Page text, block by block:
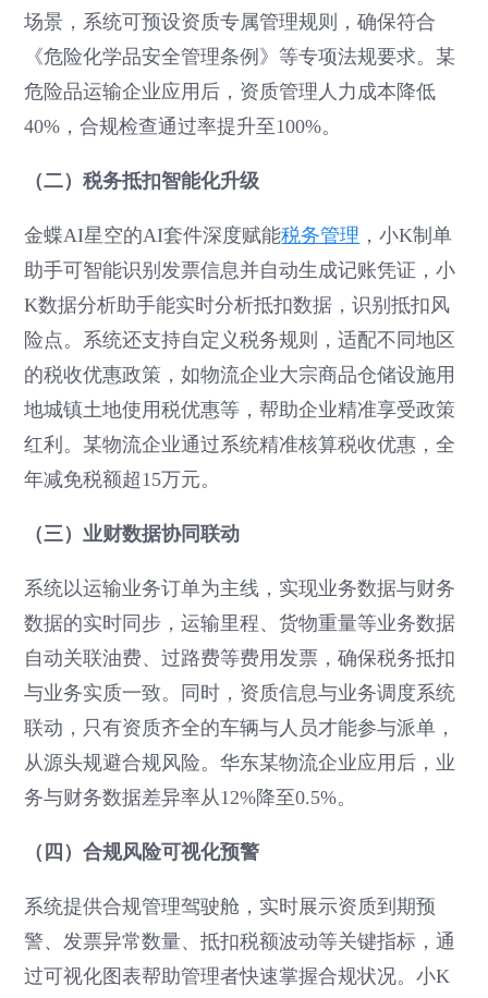
场景，系统可预设资质专属管理规则，确保符合
《危险化学品安全管理条例》等专项法规要求。某
危险品运输企业应用后，资质管理人力成本降低
40%，合规检查通过率提升至100%。
（二）税务抵扣智能化升级
金蝶AI星空的AI套件深度赋能税务管理 ，小K制单
助手可智能识别发票信息并自动生成记账凭证，小
K数据分析助手能实时分析抵扣数据，识别抵扣风
险点。系统还支持自定义税务规则，适配不同地区
的税收优惠政策，如物流企业大宗商品仓储设施用
地城镇土地使用税优惠等，帮助企业精准享受政策
红利。某物流企业通过系统精准核算税收优惠，全
年减免税额超15万元。
（三）业财数据协同联动
系统以运输业务订单为主线，实现业务数据与财务
数据的实时同步，运输里程、货物重量等业务数据
自动关联油费、过路费等费用发票，确保税务抵扣
与业务实质一致。同时，资质信息与业务调度系统
联动，只有资质齐全的车辆与人员才能参与派单，
从源头规避合规风险。华东某物流企业应用后，业
务与财务数据差异率从12%降至0.5%。
（四）合规风险可视化预警
系统提供合规管理驾驶舱，实时展示资质到期预
警、发票异常数量、抵扣税额波动等关键指标，通
过可视化图表帮助管理者快速掌握合规状况。小K